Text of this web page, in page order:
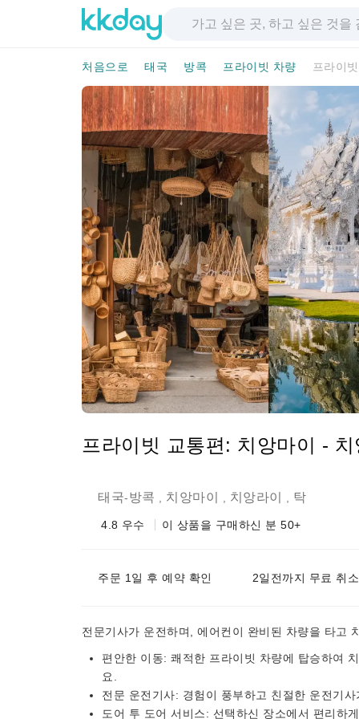
처음으로 태국 방콕 프라이빗 차량 프라이
프라이빗 교통편: 치앙마이 -
태국-방콕 치앙마이 치앙라이 탁
4.8 우수 이 상품을 구매하신 분 50+
주문 1일 후 예약 확인 2일전까지 무료 취소
전문기사가 운전하며, 에어컨이 완비된 차량을 타고
편안한 이동: 쾌적한 프라이빗 차량에 탑승하여
요.
전문 운전기사: 경험이 풍부하고 친절한 운전기
도어 투 도어 서비스: 선택하신 장소에서 편리하